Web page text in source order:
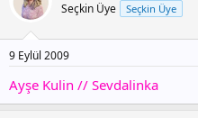
Seçkin Üye Seçkin Üye
9 Eylül 2009
Ayşe Kulin // Sevdalinka